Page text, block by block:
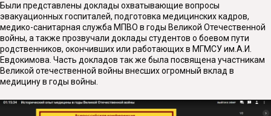
Были представлены доклады охватывающие вопросы
эвакуационных госпиталей, подготовка медицинских кадров,
медико-санитарная служба МПВО в годы Великой Отечественной
войны, а также прозвучали доклады студентов о боевом пути
родственников, окончивших или работающих в МГМСУ им.А.И.
Евдокимова. Часть докладов так же была посвящена участникам
Великой отечественной войны внесших огромный вклад в
медицину в годы войны.